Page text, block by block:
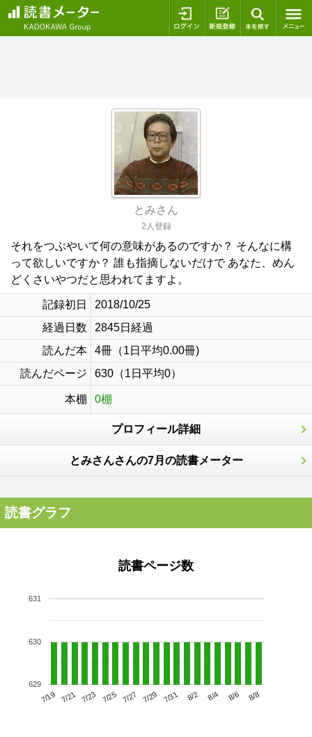
ログイン 新規登録
とみさん
2人登録
それをつぶやいて何の意味があるのですか？ そんなに構
って欲しいですか？ 誰も指摘しないだけで あなた、めん
どくさいやつだと思われてますよ。
記録初日
2018/10/25
経過日数
2845日経過
読んだ本
4冊（1日平均0.00冊)
読んだページ
630（1日平均0）
本棚 0棚
プロフィール詳細
とみさんさんの7月の読書メーター
読書グラフ
読書ページ数
7/19 7/21 7/23 7/25 7/27 7/29 7/31 8/2 8/4 8/6 8/8
629
630
631